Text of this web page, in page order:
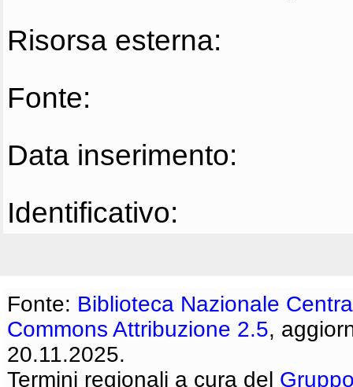
Risorsa esterna:
Fonte:
Data inserimento:
Identificativo:
Fonte: Biblioteca Nazionale
Commons Attribuzione 2.5,
20.11.2025.
Termini regionali a cura del